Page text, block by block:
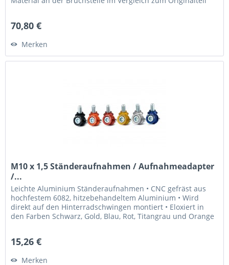
70,80 €
Merken
M10 x 1,5 Ständeraufnahmen / Aufnahmeadapter
/...
Leichte Aluminium Ständeraufnahmen • CNC gefräst aus
hochfestem 6082, hitzebehandeltem Aluminium • Wird
direkt auf den Hinterradschwingen montiert • Eloxiert in
den Farben Schwarz, Gold, Blau, Rot, Titangrau und Orange
15,26 €
Merken